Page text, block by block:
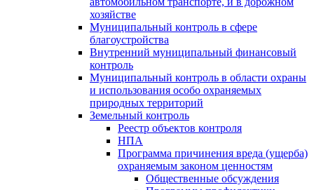
хозяйстве
Муниципальный контроль в сфере
благоустройства
Внутренний муниципальный финансовый
контроль
Муниципальный контроль в области охраны
и использования особо охраняемых
природных территорий
Земельный контроль
Реестр объектов контроля
НПА
Программа причинения вреда (ущерба)
охраняемым законом ценностям
Общественные обсуждения